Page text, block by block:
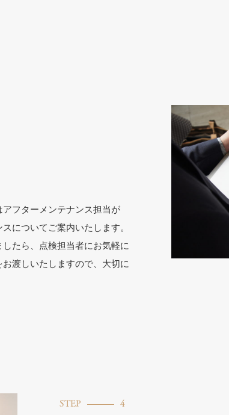
フターメンテナンス担当が
についてご案内いたします。
たら、点検担当者にお気軽に
渡しいたしますので、大切に
STEP 4